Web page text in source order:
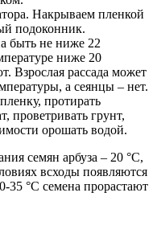
Накрываем пленкой
подоконник.
быть не ниже 22
ниже 20
Взрослая рассада может
а сеянцы – нет.
протирать
проветривать грунт,
орошать водой.
семян арбуза – 20 °C,
всходы появляются
35 °C семена прорастают